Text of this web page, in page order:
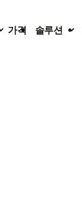
가격 솔루션